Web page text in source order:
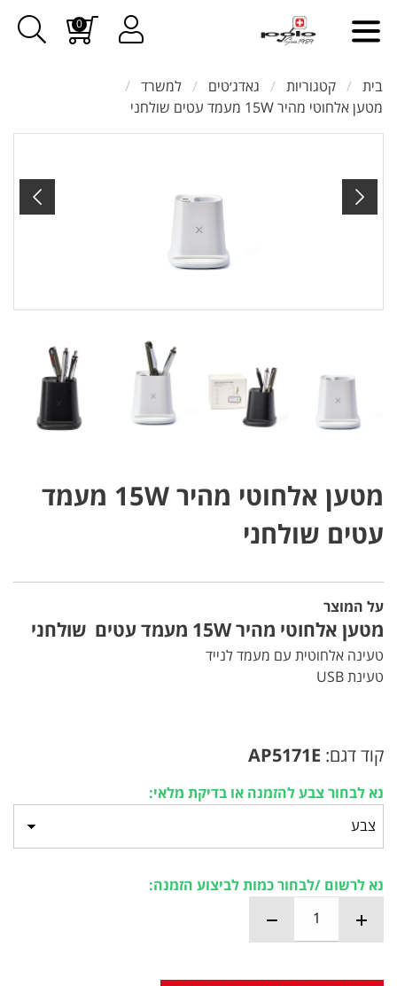
0
בית קטגוריות גאדג׳טים
למשרד
מטען אלחוטי מהיר 15W מעמד עטים שולחני
מטען אלחוטי מהיר 15W מעמד
עטים שולחני
על המוצר
מטען אלחוטי מהיר 15W מעמד עטים שולחני
טעינה אלחוטית עם מעמד לנייד
טעינת USB
קוד דגם: AP5171E
נא לבחור צבע להזמנה או בדיקת מלאי:
נא לרשום /לבחור כמות לביצוע הזמנה: